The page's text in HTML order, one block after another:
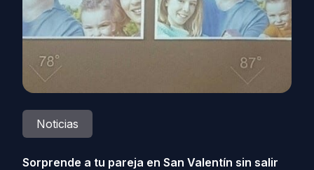
Noticias
Sorprende a tu pareja en San Valentín sin salir